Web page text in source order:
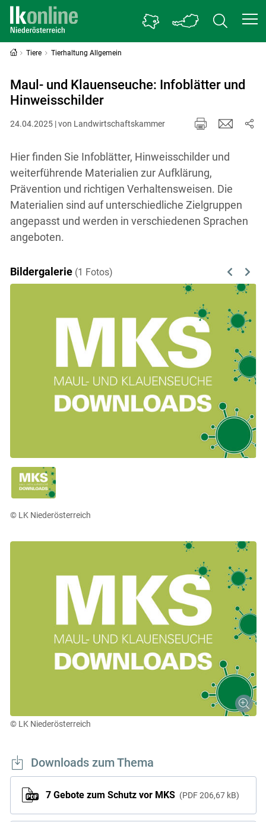
Skip to main content
Tiere Tierhaltung Allgemein
Maul- und Klauenseuche: Infoblätter und
Hinweisschilder
24.04.2025 | von Landwirtschaftskammer
Hier finden Sie Infoblätter, Hinweisschilder und
weiterführende Materialien zur Aufklärung,
Prävention und richtigen Verhaltensweisen. Die
Materialien sind auf unterschiedliche Zielgruppen
angepasst und werden in verschiedenen Sprachen
angeboten.
Bildergalerie (1 Fotos) Previous
Next
© LK Niederösterreich
© LK Niederösterreich
Downloads zum Thema
7 Gebote zum Schutz vor MKS PDF 206,67 kB